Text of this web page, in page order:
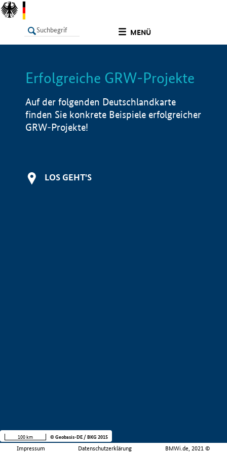
MENÜ
LISTE Info
Erfolgreiche GRW-Projekte
Auf der folgenden Deutschlandkarte
finden Sie konkrete Beispiele erfolgreicher
GRW-Projekte!
LOS GEHT'S
Impressum Datenschutzerklärung BMWi.de, 2021 ©
100 km © Geobasis-DE / BKG 2015